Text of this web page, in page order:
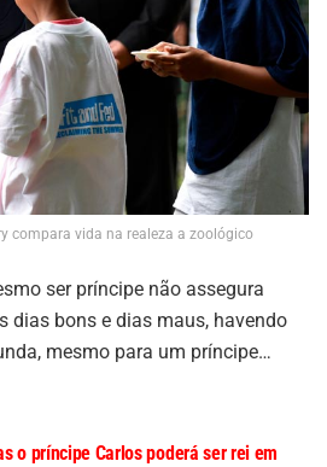
compara vida na realeza a zoológico
ser príncipe não assegura
dias bons e dias maus, havendo
mesmo para um príncipe…
o príncipe Carlos poderá ser rei em